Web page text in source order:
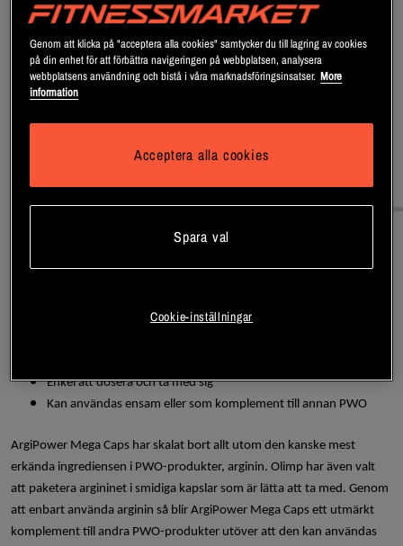
SKU #820869| EAN5901330012570
ArgiPower Mega Caps, ett kosttillskott från Olimp är en ren PWO med
100% arginin.
Läs mer
Information Näring & Ingredienser
Enkel att dosera och ta med sig
Kan användas ensam eller som komplement till annan PWO
ArgiPower Mega Caps har skalat bort allt utom den kanske mest
erkända ingrediensen i PWO-produkter, arginin. Olimp har även valt
att paketera argininet i smidiga kapslar som är lätta att ta med. Genom
att enbart använda arginin så blir ArgiPower Mega Caps ett utmärkt
komplement till andra PWO-produkter utöver att den kan användas
Genom att klicka på "acceptera alla cookies" samtycker du till lagring av cookies
på din enhet för att förbättra navigeringen på webbplatsen, analysera
webbplatsens användning och bistå i våra marknadsföringsinsatser. More
information
Acceptera alla cookies
Spara val
Cookie-inställningar